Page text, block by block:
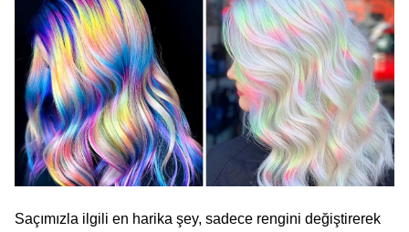
Saçımızla ilgili en harika şey, sadece rengini değiştirerek